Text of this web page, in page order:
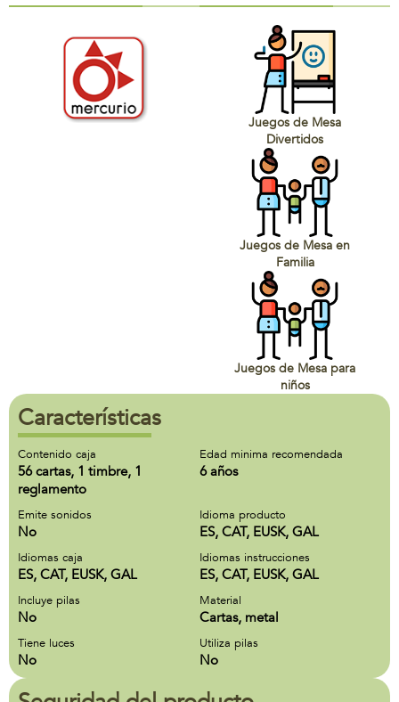
Juegos de Mesa
Divertidos
Juegos de Mesa en
Familia
Juegos de Mesa para
niños
Características
Contenido caja
56 cartas, 1 timbre, 1
reglamento
Edad minima recomendada
6 años
Emite sonidos
No
Idioma producto
ES, CAT, EUSK, GAL
Idiomas caja
ES, CAT, EUSK, GAL
Idiomas instrucciones
ES, CAT, EUSK, GAL
Incluye pilas
No
Material
Cartas, metal
Tiene luces
No
Utiliza pilas
No